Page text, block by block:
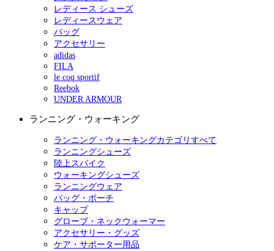
レディース シューズ
レディースウェア
バッグ
アクセサリー
adidas
FILA
le coq sportif
Reebok
UNDER ARMOUR
ランニング・ウォーキング
ランニング・ウォーキングカテゴリすべて
ランニングシューズ
陸上スパイク
ウォーキングシューズ
ランニングウェア
バッグ・ポーチ
キャップ
グローブ・ネックウォーマー
アクセサリー・グッズ
ケア・サポーター用品